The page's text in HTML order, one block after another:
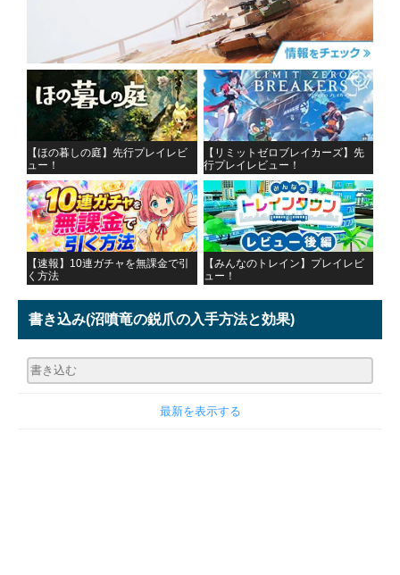
【ほの暮しの庭】先行プレイレビ
ュー！
【リミットゼロブレイカーズ】先
行プレイレビュー！
【速報】10連ガチャを無課金で引
く方法
【みんなのトレイン】プレイレビ
ュー！
書き込み(沼噴竜の鋭爪の入手方法と効果)
最新を表示する